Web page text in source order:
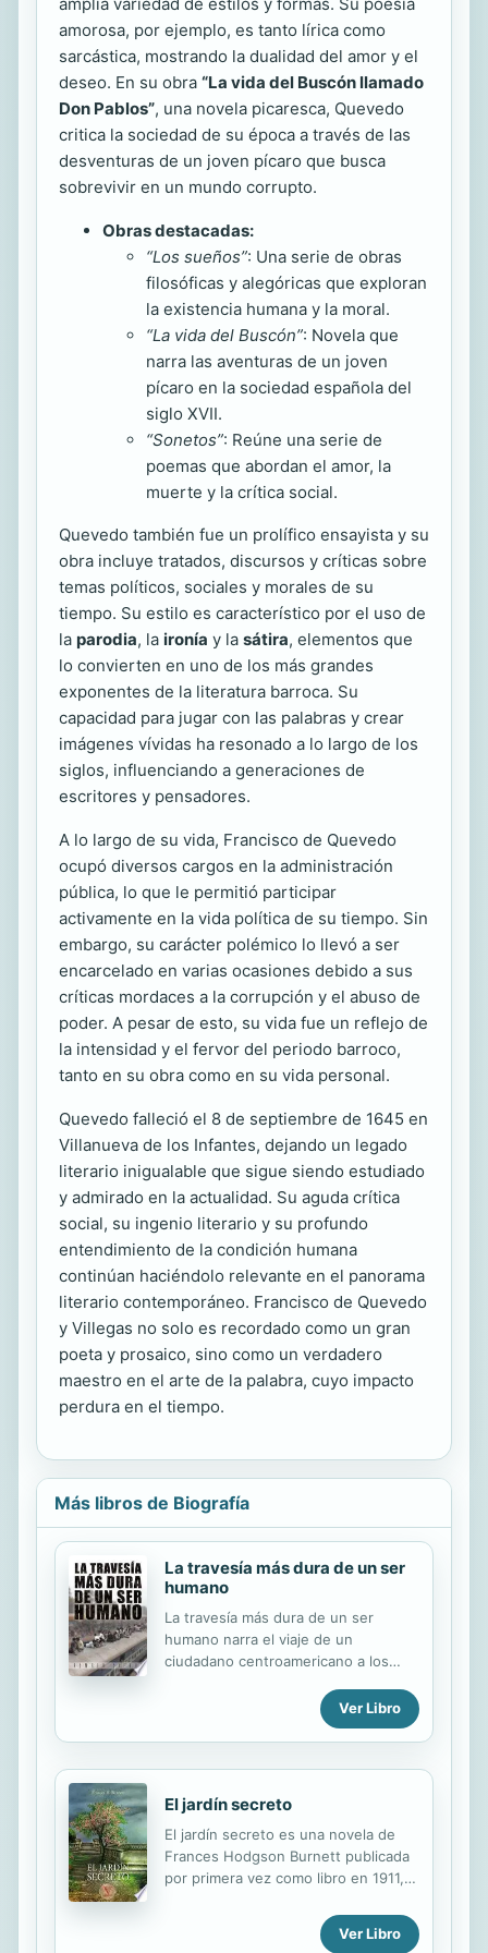
amorosa, por ejemplo, es tanto lírica como
sarcástica, mostrando la dualidad del amor y el
deseo. En su obra “La vida del Buscón llamado
Don Pablos”, una novela picaresca, Quevedo
critica la sociedad de su época a través de las
desventuras de un joven pícaro que busca
sobrevivir en un mundo corrupto.
Obras destacadas:
“Los sueños”: Una serie de obras
filosóficas y alegóricas que exploran
la existencia humana y la moral.
“La vida del Buscón”: Novela que
narra las aventuras de un joven
pícaro en la sociedad española del
siglo XVII.
“Sonetos”: Reúne una serie de
poemas que abordan el amor, la
muerte y la crítica social.
Quevedo también fue un prolífico ensayista y su
obra incluye tratados, discursos y críticas sobre
temas políticos, sociales y morales de su
tiempo. Su estilo es característico por el uso de
la parodia, la ironía y la sátira, elementos que
lo convierten en uno de los más grandes
exponentes de la literatura barroca. Su
capacidad para jugar con las palabras y crear
imágenes vívidas ha resonado a lo largo de los
siglos, influenciando a generaciones de
escritores y pensadores.
A lo largo de su vida, Francisco de Quevedo
ocupó diversos cargos en la administración
pública, lo que le permitió participar
activamente en la vida política de su tiempo. Sin
embargo, su carácter polémico lo llevó a ser
encarcelado en varias ocasiones debido a sus
críticas mordaces a la corrupción y el abuso de
poder. A pesar de esto, su vida fue un reflejo de
la intensidad y el fervor del periodo barroco,
tanto en su obra como en su vida personal.
Quevedo falleció el 8 de septiembre de 1645 en
Villanueva de los Infantes, dejando un legado
literario inigualable que sigue siendo estudiado
y admirado en la actualidad. Su aguda crítica
social, su ingenio literario y su profundo
entendimiento de la condición humana
continúan haciéndolo relevante en el panorama
literario contemporáneo. Francisco de Quevedo
y Villegas no solo es recordado como un gran
poeta y prosaico, sino como un verdadero
maestro en el arte de la palabra, cuyo impacto
perdura en el tiempo.
Más libros de Biografía
La travesía más dura de un ser
humano
La travesía más dura de un ser
humano narra el viaje de un
ciudadano centroamericano a los
mejor vida. Un camino difícil y
arriesgado que no todo el mundo
está dispuesto a hacer para lograr
sus sueños. Una travesía en el tren
inimaginable contada por su
protagonista.
Ver Libro
El jardín secreto
El jardín secreto es una novela de
Frances Hodgson Burnett publicada
por primera vez como libro en 1911,
The American Magazine, entre
noviembre de 1910 y agosto de 1911.
Ver Libro